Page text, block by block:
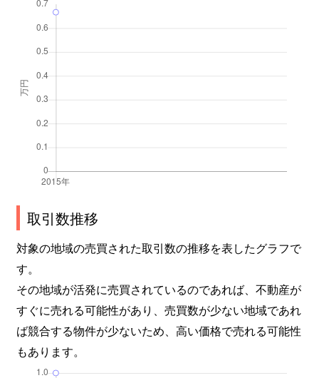
取引数推移
対象の地域の売買された取引数の推移を表したグラフで
す。
その地域が活発に売買されているのであれば、不動産が
すぐに売れる可能性があり、売買数が少ない地域であれ
ば競合する物件が少ないため、高い価格で売れる可能性
もあります。